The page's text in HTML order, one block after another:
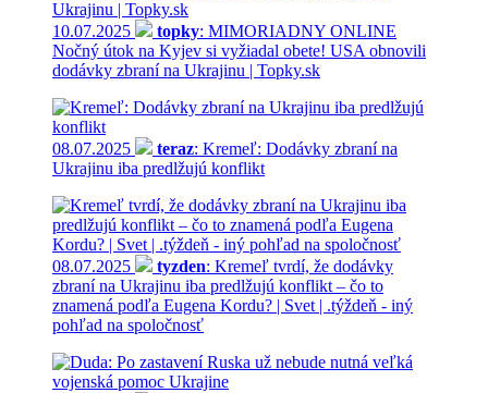
10.07.2025 topky: MIMORIADNY ONLINE
Nočný útok na Kyjev si vyžiadal obete! USA obnovili
dodávky zbraní na Ukrajinu | Topky.sk
08.07.2025 teraz: Kremeľ: Dodávky zbraní na
Ukrajinu iba predlžujú konflikt
08.07.2025 tyzden: Kremeľ tvrdí, že dodávky
zbraní na Ukrajinu iba predlžujú konflikt – čo to
znamená podľa Eugena Kordu? | Svet | .týždeň - iný
pohľad na spoločnosť